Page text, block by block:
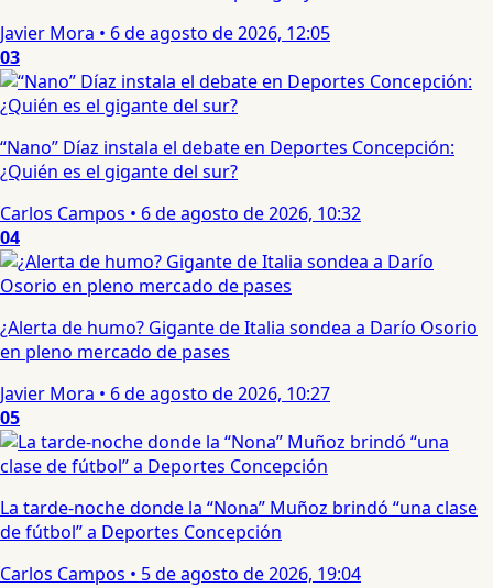
Javier Mora • 6 de agosto de 2026, 12:05
03
“Nano” Díaz instala el debate en Deportes Concepción:
¿Quién es el gigante del sur?
Carlos Campos • 6 de agosto de 2026, 10:32
04
¿Alerta de humo? Gigante de Italia sondea a Darío Osorio
en pleno mercado de pases
Javier Mora • 6 de agosto de 2026, 10:27
05
La tarde-noche donde la “Nona” Muñoz brindó “una clase
de fútbol” a Deportes Concepción
Carlos Campos • 5 de agosto de 2026, 19:04